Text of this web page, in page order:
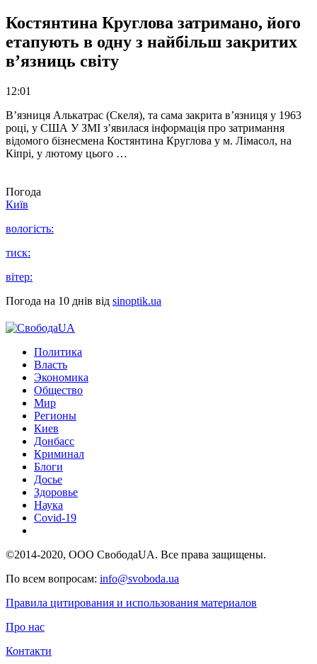
Костянтина Круглова затримано, його
етапують в одну з найбільш закритих
в’язниць світу
12:01
В’язниця Алькатрас (Скеля), та сама закрита в’язниця у 1963
році, у США У ЗМІ з’явилася інформація про затримання
відомого бізнесмена Костянтина Круглова у м. Лімасол, на
Кіпрі, у лютому цього …
Погода
Київ
вологість:
тиск:
вітер:
Погода на 10 днів від sinoptik.ua
Политика
Власть
Экономика
Общество
Мир
Регионы
Киев
Донбасс
Криминал
Блоги
Досье
Здоровье
Наука
Covid-19
©2014-2020, ООО СвободаUA. Все права защищены.
По всем вопросам: info@svoboda.ua
Правила цитирования и использования материалов
Про нас
Контакти